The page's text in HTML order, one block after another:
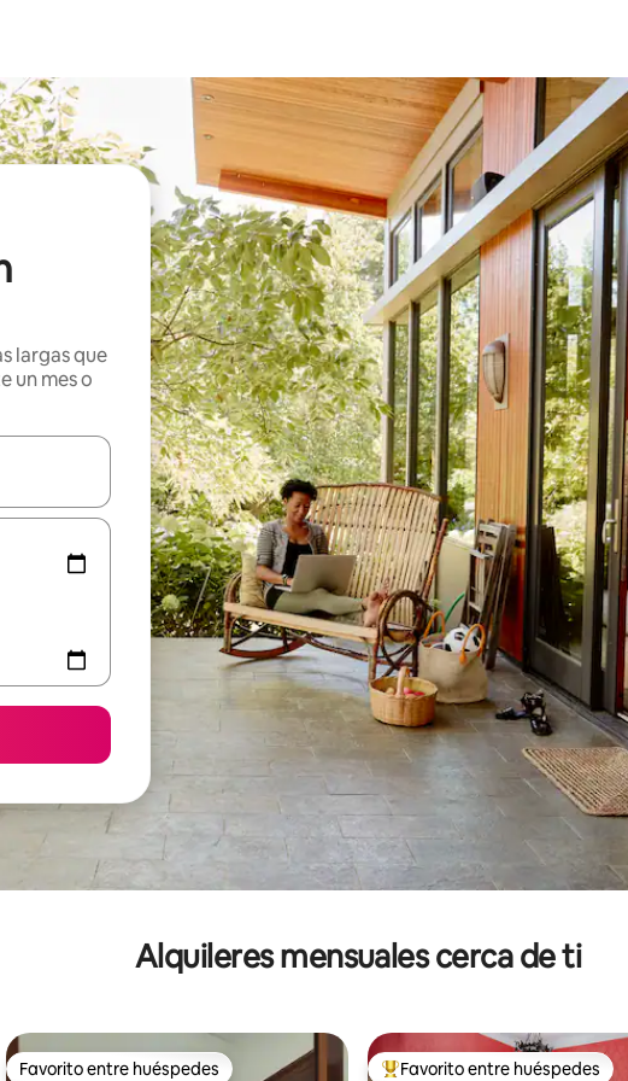
largas que
un mes o
navega con las teclas de flecha hacia arriba y hacia abajo o explora con el
Alquileres mensuales cerca de ti
Favorito entre huéspedes Favorito entre huéspedes